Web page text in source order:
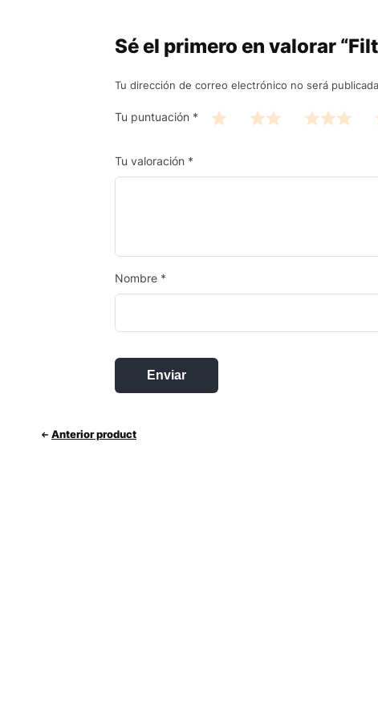
Sé el primero en valorar
Tu dirección de correo electrónico no será
Tu puntuación *
Tu valoración *
Nombre *
Anterior product